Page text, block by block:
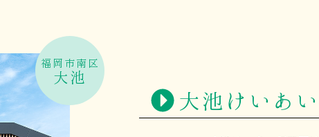
福岡市南区
大池
大池けいあ